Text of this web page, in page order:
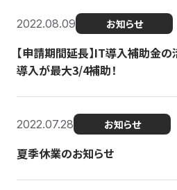
2022.08.09 お知らせ
【申請期間延長】IT導入補助金
導入が最大3/4補助！
2022.07.28 お知らせ
夏季休業のお知らせ